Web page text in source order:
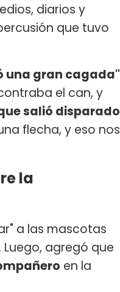
diarios y
que tuvo
una gran cagada"
el can, y
salió disparado
flecha, y eso nos
la
a las mascotas
agregó que
en la